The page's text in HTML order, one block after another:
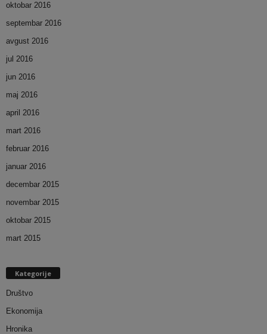
oktobar 2016
septembar 2016
avgust 2016
jul 2016
jun 2016
maj 2016
april 2016
mart 2016
februar 2016
januar 2016
decembar 2015
novembar 2015
oktobar 2015
mart 2015
Kategorije
Društvo
Ekonomija
Hronika